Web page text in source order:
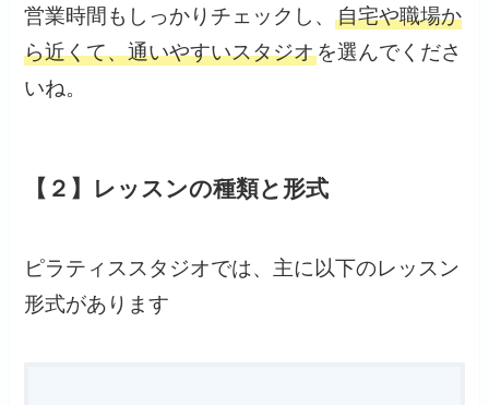
営業時間もしっかりチェックし、自宅や職場か
ら近くて、通いやすいスタジオを選んでくださ
いね。
【２】レッスンの種類と形式
ピラティススタジオでは、主に以下のレッスン
形式があります